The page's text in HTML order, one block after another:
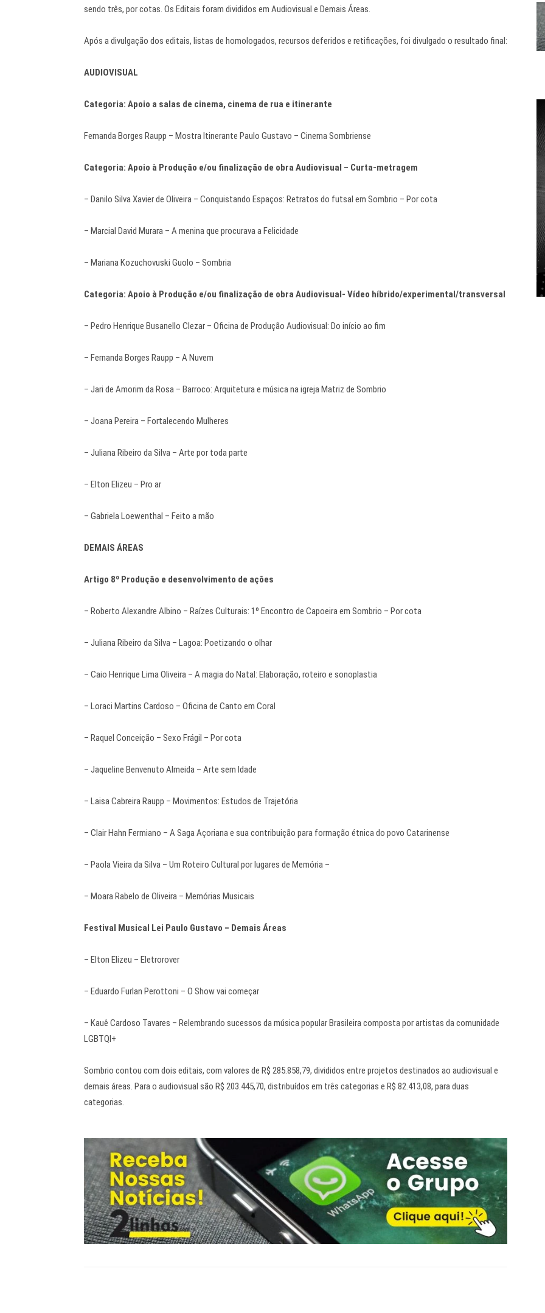
sendo três, por cotas. Os Editais foram divididos em Audiovisual e Demais Áreas.
Após a divulgação dos editais, listas de homologados, recursos deferidos e retificações, foi divulgado o resultado final:
AUDIOVISUAL
Categoria: Apoio a salas de cinema, cinema de rua e itinerante
Fernanda Borges Raupp – Mostra Itinerante Paulo Gustavo – Cinema Sombriense
Categoria: Apoio à Produção e/ou finalização de obra Audiovisual – Curta-metragem
– Danilo Silva Xavier de Oliveira – Conquistando Espaços: Retratos do futsal em Sombrio – Por cota
– Marcial David Murara – A menina que procurava a Felicidade
– Mariana Kozuchovuski Guolo – Sombria
Categoria: Apoio à Produção e/ou finalização de obra Audiovisual- Vídeo híbrido/experimental/transversal
– Pedro Henrique Busanello Clezar – Oficina de Produção Audiovisual: Do início ao fim
– Fernanda Borges Raupp – A Nuvem
– Jari de Amorim da Rosa – Barroco: Arquitetura e música na igreja Matriz de Sombrio
– Joana Pereira – Fortalecendo Mulheres
– Juliana Ribeiro da Silva – Arte por toda parte
– Elton Elizeu – Pro ar
– Gabriela Loewenthal – Feito a mão
DEMAIS ÁREAS
Artigo 8º Produção e desenvolvimento de ações
– Roberto Alexandre Albino – Raízes Culturais: 1º Encontro de Capoeira em Sombrio – Por cota
– Juliana Ribeiro da Silva – Lagoa: Poetizando o olhar
– Caio Henrique Lima Oliveira – A magia do Natal: Elaboração, roteiro e sonoplastia
– Loraci Martins Cardoso – Oficina de Canto em Coral
– Raquel Conceição – Sexo Frágil – Por cota
– Jaqueline Benvenuto Almeida – Arte sem Idade
– Laisa Cabreira Raupp – Movimentos: Estudos de Trajetória
– Clair Hahn Fermiano – A Saga Açoriana e sua contribuição para formação étnica do povo Catarinense
– Paola Vieira da Silva – Um Roteiro Cultural por lugares de Memória –
– Moara Rabelo de Oliveira – Memórias Musicais
Festival Musical Lei Paulo Gustavo – Demais Áreas
– Elton Elizeu – Eletrorover
– Eduardo Furlan Perottoni – O Show vai começar
– Kauê Cardoso Tavares – Relembrando sucessos da música popular Brasileira composta por artistas da comunidade
LGBTQI+
Sombrio contou com dois editais, com valores de R$ 285.858,79, divididos entre projetos destinados ao audiovisual e
demais áreas. Para o audiovisual são R$ 203.445,70, distribuídos em três categorias e R$ 82.413,08, para duas
categorias.